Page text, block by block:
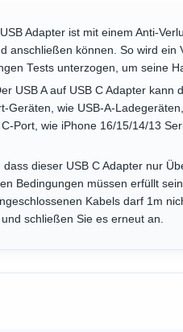
Adapter ist mit einem Anti-
anschließen können. So wird
Tests unterzogen, um seine
USB A auf USB C Adapter
Geräten, wie USB-A-
Port, wie iPhone 16/15/14/13
dass dieser USB C Adapter nur
Bedingungen müssen erfüllt
Kabels darf 1m
schließen Sie es erneut an.